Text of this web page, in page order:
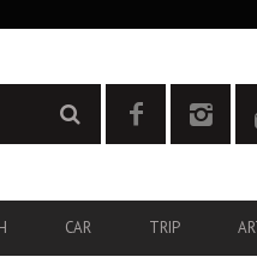
CAR TRIP